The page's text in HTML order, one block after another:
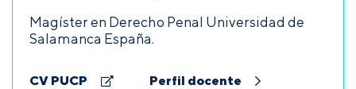
Magíster en Derecho Penal Universidad de
Salamanca España.
CV PUCP Perfil docente